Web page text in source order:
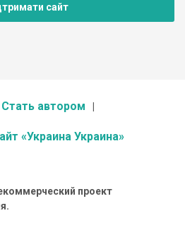
сайт
Стать автором
«Украина Украина»
проект